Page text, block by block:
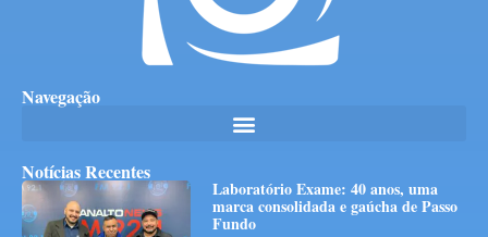
Navegação
Notícias Recentes
Laboratório Exame: 40 anos, uma
marca consolidada e gaúcha de Passo
Fundo